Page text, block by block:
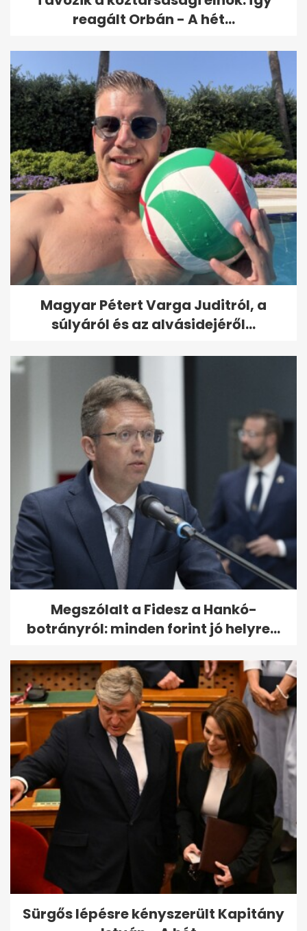
reagált Orbán - A hét...
Magyar Pétert Varga Juditról, a
súlyáról és az alvásidejéről...
Megszólalt a Fidesz a Hankó-
botrányról: minden forint jó helyre...
Sürgős lépésre kényszerült Kapitány